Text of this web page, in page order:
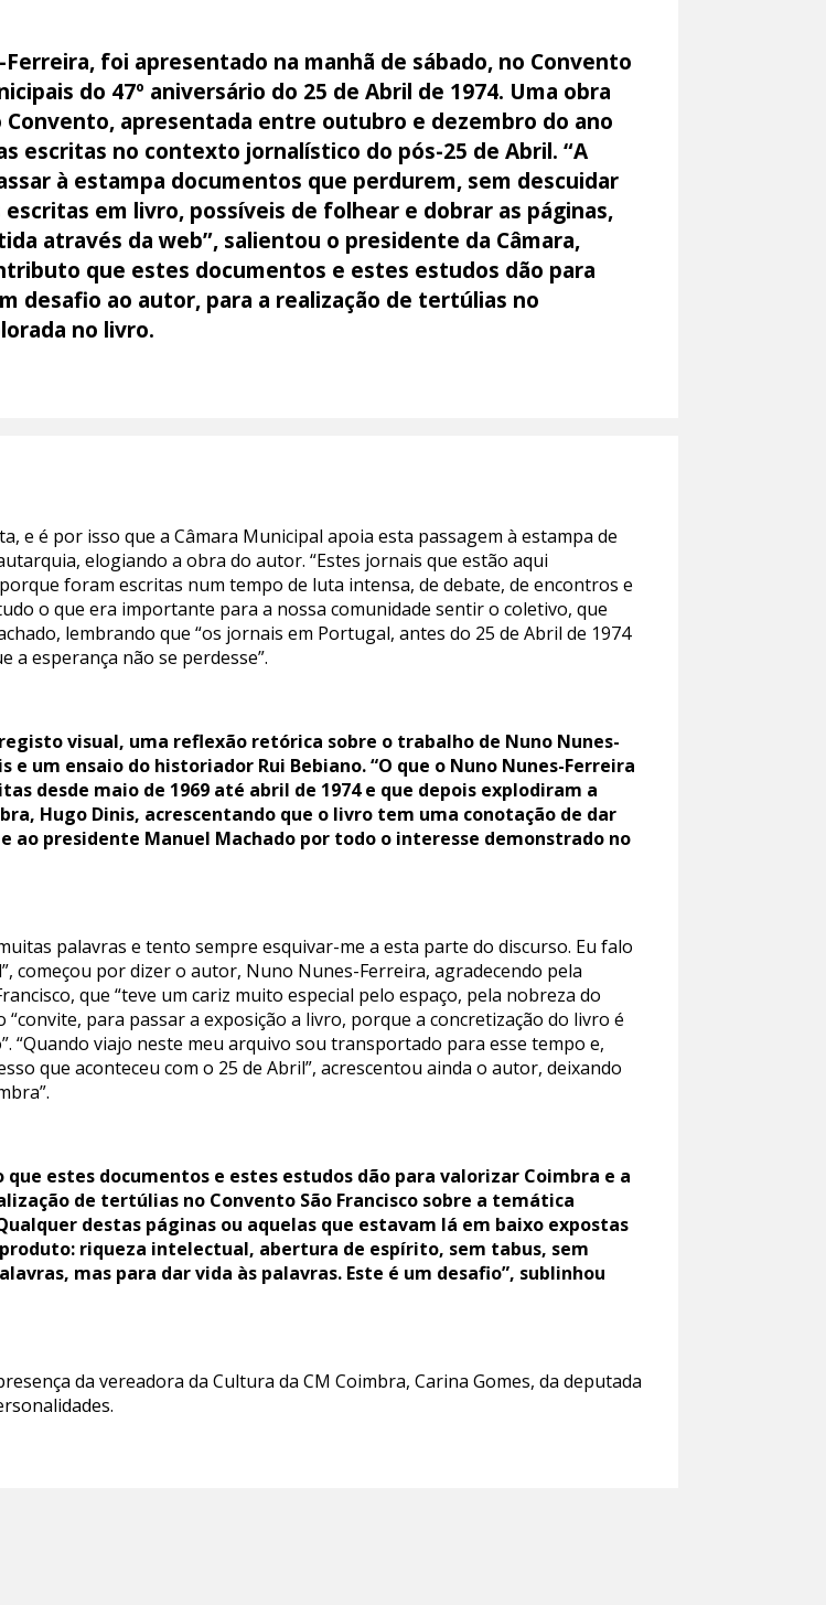
foi apresentado na manhã de sábado, no Convento
do 47º aniversário do 25 de Abril de 1974. Uma obra
apresentada entre outubro e dezembro do ano
escritas no contexto jornalístico do pós-25 de Abril. “A
à estampa documentos que perdurem, sem descuidar
em livro, possíveis de folhear e dobrar as páginas,
através da web”, salientou o presidente da Câmara,
que estes documentos e estes estudos dão para
desafio ao autor, para a realização de tertúlias no
no livro.
e é por isso que a Câmara Municipal apoia esta passagem à estampa de
elogiando a obra do autor. “Estes jornais que estão aqui
foram escritas num tempo de luta intensa, de debate, de encontros e
o que era importante para a nossa comunidade sentir o coletivo, que
lembrando que “os jornais em Portugal, antes do 25 de Abril de 1974
esperança não se perdesse”.
visual, uma reflexão retórica sobre o trabalho de Nuno Nunes-
um ensaio do historiador Rui Bebiano. “O que o Nuno Nunes-Ferreira
desde maio de 1969 até abril de 1974 e que depois explodiram a
Hugo Dinis, acrescentando que o livro tem uma conotação de dar
ao presidente Manuel Machado por todo o interesse demonstrado no
palavras e tento sempre esquivar-me a esta parte do discurso. Eu falo
começou por dizer o autor, Nuno Nunes-Ferreira, agradecendo pela
que “teve um cariz muito especial pelo espaço, pela nobreza do
para passar a exposição a livro, porque a concretização do livro é
“Quando viajo neste meu arquivo sou transportado para esse tempo e,
que aconteceu com o 25 de Abril”, acrescentou ainda o autor, deixando
estes documentos e estes estudos dão para valorizar Coimbra e a
de tertúlias no Convento São Francisco sobre a temática
destas páginas ou aquelas que estavam lá em baixo expostas
riqueza intelectual, abertura de espírito, sem tabus, sem
mas para dar vida às palavras. Este é um desafio”, sublinhou
da vereadora da Cultura da CM Coimbra, Carina Gomes, da deputada